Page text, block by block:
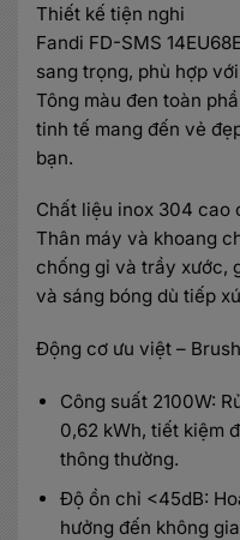
Thiết kế tiện nghi
Fandi FD-SMS
sang trọng, phù hợp
Tông màu đen toàn
tinh tế mang đến vẻ
bạn.
Chất liệu inox 304 cao
Thân máy và khoang
chống gỉ và trầy xước,
và sáng bóng dù tiếp
Động cơ ưu việt –
Công suất 2100W:
0,62 kWh, tiết kiệm
thông thường.
Độ ồn chỉ <45dB:
hưởng đến không